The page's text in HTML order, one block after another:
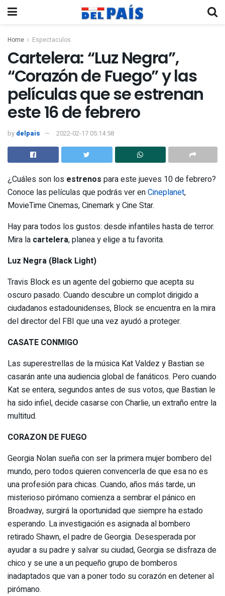
Home Espectaculos
Cartelera: “Luz Negra”,
“Corazón de Fuego” y las
películas que se estrenan
este 16 de febrero
by delpais 2022-02-17 05:14:58
¿Cuáles son los estrenos para este jueves 10 de febrero?
Conoce las películas que podrás ver enCineplanet,
MovieTime Cinemas, Cinemark y Cine Star.
Hay para todos los gustos: desde infantiles hasta de terror.
Mira la cartelera, planea y elige a tu favorita.
Luz Negra (Black Light)
Travis Block es un agente del gobierno que acepta su
oscuro pasado. Cuando descubre un complot dirigido a
ciudadanos estadounidenses, Block se encuentra en la mira
del director del FBI que una vez ayudó a proteger.
CASATE CONMIGO
Las superestrellas de la música Kat Valdez y Bastian se
casarán ante una audiencia global de fanáticos. Pero cuando
Kat se entera, segundos antes de sus votos, que Bastian le
ha sido infiel, decide casarse con Charlie, un extraño entre la
multitud.
CORAZON DE FUEGO
Georgia Nolan sueña con ser la primera mujer bombero del
mundo, pero todos quieren convencerla de que esa no es
una profesión para chicas. Cuando, años más tarde, un
misterioso pirómano comienza a sembrar el pánico en
Broadway, surgirá la oportunidad que siempre ha estado
esperando. La investigación es asignada al bombero
retirado Shawn, el padre de Georgia. Desesperada por
ayudar a su padre y salvar su ciudad, Georgia se disfraza de
chico y se une a un pequeño grupo de bomberos
inadaptados que van a poner todo su corazón en detener al
pirómano.